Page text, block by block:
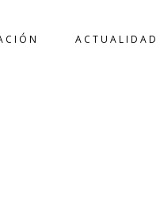
ACTUALIDAD